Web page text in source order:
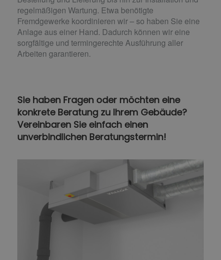
regelmäßigen Wartung. Etwa benötigte
Fremdgewerke koordinieren wir – so haben Sie eine
Anlage aus einer Hand. Dadurch können wir eine
sorgfältige und termingerechte Ausführung aller
Arbeiten garantieren.
Sie haben Fragen oder möchten eine
konkrete Beratung zu Ihrem Gebäude?
Vereinbaren Sie einfach einen
unverbindlichen Beratungstermin!